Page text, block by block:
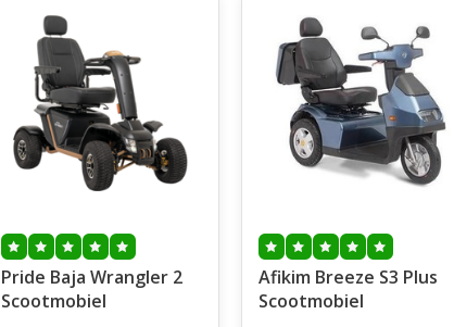
Pride Baja Wrangler 2
Scootmobiel
Afikim Breeze S3 Plus
Scootmobiel